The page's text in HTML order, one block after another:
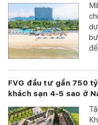
FVG đầu tư gần 750
khách sạn 4-5 sao ở